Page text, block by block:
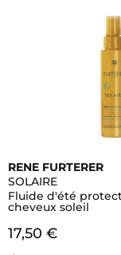
RENE FURTERER
SOLAIRE
Fluide d'été
cheveux soleil
17,50 €